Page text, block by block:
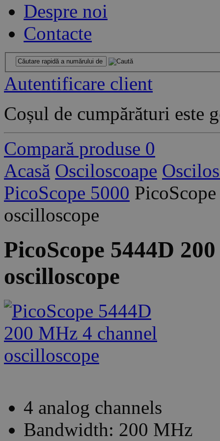
Despre noi
Contacte
Autentificare client
Coșul de cumpărături este
Compară produse 0
Acasă Osciloscoape
PicoScope 5000
oscilloscope
PicoScope 5444D
oscilloscope
4 analog channels
Bandwidth: 200 MHz